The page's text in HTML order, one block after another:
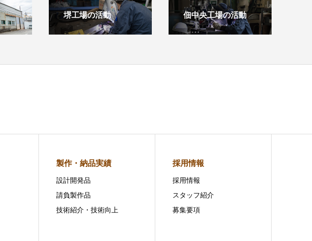
堺工場の活動 佃中央工場の活動
製作・納品実績
設計開発品
請負製作品
技術紹介・技術向上
採用情報
採用情報
スタッフ紹介
募集要項